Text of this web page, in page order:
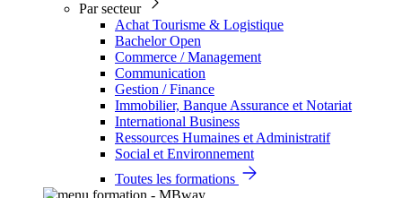
Par secteur
Achat Tourisme & Logistique
Bachelor Open
Commerce / Management
Communication
Gestion / Finance
Immobilier, Banque Assurance et Notariat
International Business
Ressources Humaines et Administratif
Social et Environnement
Toutes les formations